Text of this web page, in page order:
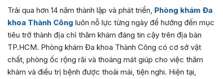
Trải qua hơn 14 năm thành lập và phát triển, Phòng khám Đa
khoa Thành Công luôn nỗ lực từng ngày để hướng đến mục
tiêu trở thành địa chỉ thăm khám đáng tin cậy trên địa bàn
TP.HCM. Phòng khám Đa khoa Thành Công có cơ sở vật
chất, phòng ốc rộng rãi và thoáng mát giúp cho việc thăm
khám và điều trị bệnh được thoải mái, tiện nghi. Hiện tại,